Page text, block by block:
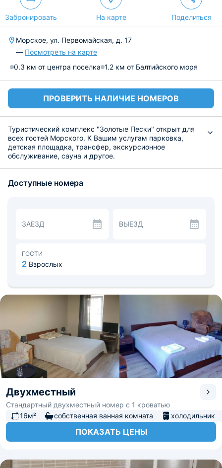
Забронировать На карте Поделиться
Морское, ул. Первомайская, д. 17
— Посмотреть на карте
0.3 км от центра поселка 1.2 км от Балтийского моря
ПРОВЕРИТЬ НАЛИЧИЕ НОМЕРОВ
Туристический комплекс "Золотые Пески" открыт для
всех гостей Морского. К Вашим услугам парковка,
детская площадка, трансфер, экскурсионное
обслуживание, сауна и другое.
положительные эмоции от проживания и желание
Литвой. А до Калининграда можно добраться всего за
час езды.
Доступные номера
ЗАЕЗД ВЫЕЗД
ГОСТИ
2 Взрослых
Двухместный
Стандартный двухместный номер с 1 кроватью
16м²
собственная ванная комната холодильник
ПОКАЗАТЬ ЦЕНЫ